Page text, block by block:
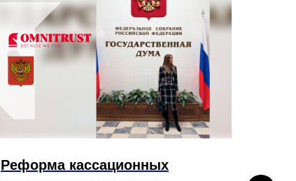
Реформа кассационных